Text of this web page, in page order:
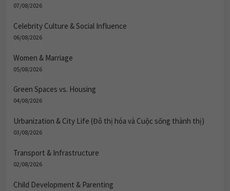
07/08/2026
Celebrity Culture & Social Influence
06/08/2026
Women & Marriage
05/08/2026
Green Spaces vs. Housing
04/08/2026
Urbanization & City Life (Đô thị hóa và Cuộc sống thành thị)
03/08/2026
Transport & Infrastructure
02/08/2026
Child Development & Parenting